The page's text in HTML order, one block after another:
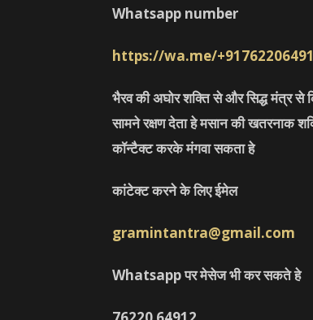
Whatsapp number
https://wa.me/
भैरव की अघोर शक्ति से और सिद्ध मंत्र से
सामने रक्षण देता हे मसान की खतरनाक
कॉन्टैक्ट करके मंगवा सकता हे
कांटेक्ट करने के लिए ईमेल
gramintantra@gmail.com
Whatsapp पर मेसेज भी कर सकते हे